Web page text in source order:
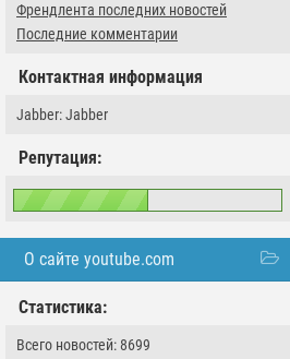
Френдлента последних новостей
Последние комментарии
Контактная информация
Jabber: Jabber
Репутация:
О сайте youtube.com
Статистика:
Всего новостей: 8699